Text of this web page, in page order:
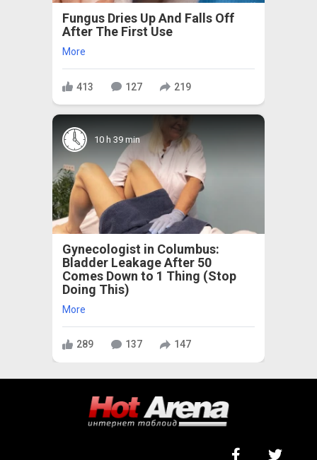
Fungus Dries Up And Falls Off
After The First Use
More
413 127 219
10 h 39 min
Gynecologist in Columbus:
Bladder Leakage After 50
Comes Down to 1 Thing (Stop
Doing This)
More
289 137 147